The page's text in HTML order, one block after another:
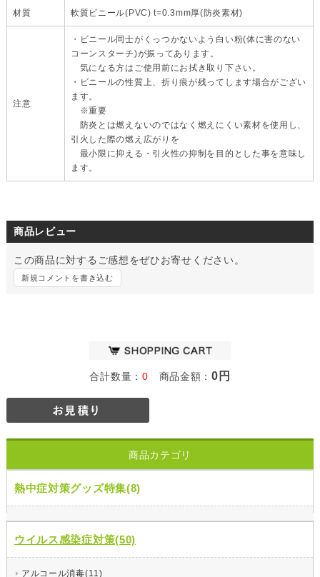
材質 軟質ビニール(PVC) t=0.3mm厚(防炎素材)
注意
・ビニール同士がくっつかないよう白い粉(体に害のない
コーンスターチ)が振ってあります。
気になる方はご使用前にお拭き取り下さい。
・ビニールの性質上、折り痕が残ってします場合がござい
ます。
※重要
防炎とは燃えないのではなく燃えにくい素材を使用し、
引火した際の燃え広がりを
最小限に抑える・引火性の抑制を目的とした事を意味し
ます。
商品レビュー
この商品に対するご感想をぜひお寄せください。
新規コメントを書き込む
合計数量： 0 商品金額：0円
商品カテゴリ
熱中症対策グッズ特集(8)
ウイルス感染症対策(50)
アルコール消毒(11)